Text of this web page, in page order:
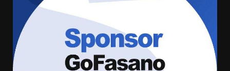
6 Agosto 2026 08:00
Cura dei beni comuni e
cittadinanza attiva: online
l’avviso per la gestione
condivisa della Villetta di
Laureto